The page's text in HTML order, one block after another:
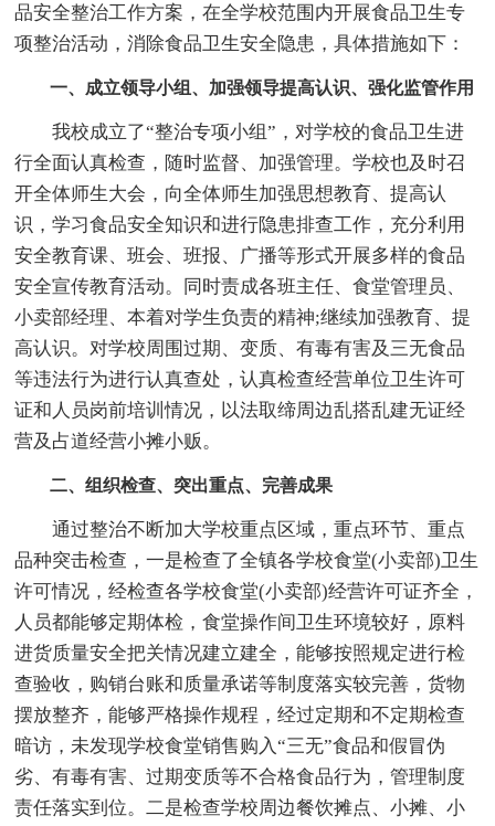
品安全整治工作方案，在全学校范围内开展食品卫生专
项整治活动，消除食品卫生安全隐患，具体措施如下：
一、成立领导小组、加强领导提高认识、强化监管作用
我校成立了“整治专项小组”，对学校的食品卫生进
行全面认真检查，随时监督、加强管理。学校也及时召
开全体师生大会，向全体师生加强思想教育、提高认
识，学习食品安全知识和进行隐患排查工作，充分利用
安全教育课、班会、班报、广播等形式开展多样的食品
安全宣传教育活动。同时责成各班主任、食堂管理员、
小卖部经理、本着对学生负责的精神;继续加强教育、提
高认识。对学校周围过期、变质、有毒有害及三无食品
等违法行为进行认真查处，认真检查经营单位卫生许可
证和人员岗前培训情况，以法取缔周边乱搭乱建无证经
营及占道经营小摊小贩。
二、组织检查、突出重点、完善成果
通过整治不断加大学校重点区域，重点环节、重点
品种突击检查，一是检查了全镇各学校食堂(小卖部)卫生
许可情况，经检查各学校食堂(小卖部)经营许可证齐全，
人员都能够定期体检，食堂操作间卫生环境较好，原料
进货质量安全把关情况建立建全，能够按照规定进行检
查验收，购销台账和质量承诺等制度落实较完善，货物
摆放整齐，能够严格操作规程，经过定期和不定期检查
暗访，未发现学校食堂销售购入“三无”食品和假冒伪
劣、有毒有害、过期变质等不合格食品行为，管理制度
责任落实到位。二是检查学校周边餐饮摊点、小摊、小